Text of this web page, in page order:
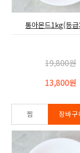
통아몬드1kg(등
19,800원
13,800원